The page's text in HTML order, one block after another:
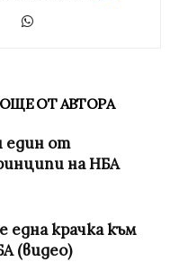
ОЩЕ ОТ АВТОРА
един от
на НБА
крачка към
(видео)